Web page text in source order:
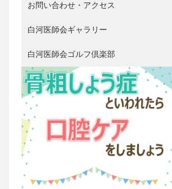
お問い合わせ・アクセス
白河医師会ギャラリー
白河医師会ゴルフ倶楽部